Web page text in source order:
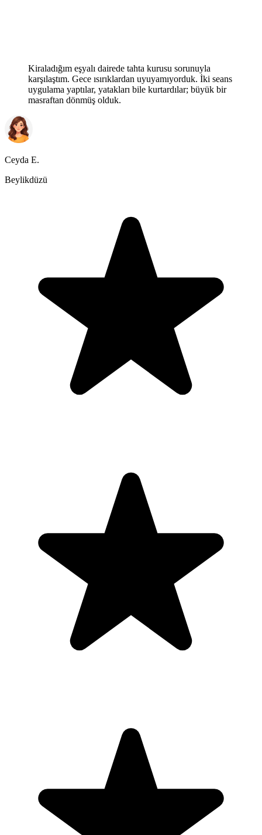
Kiraladığım eşyalı dairede tahta kurusu sorunuyla
karşılaştım. Gece ısırıklardan uyuyamıyorduk. İki seans
uygulama yaptılar, yatakları bile kurtardılar; büyük bir
masraftan dönmüş olduk.
Ceyda E.
Beylikdüzü